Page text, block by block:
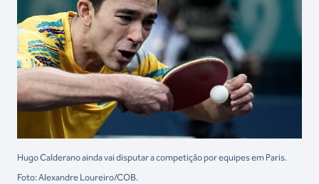
Hugo Calderano ainda vai disputar a competição por equipes em Paris.
Foto: Alexandre Loureiro/COB.